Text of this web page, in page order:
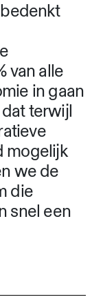
van alle
in gaan
terwijl
mogelijk
we de
die
snel een